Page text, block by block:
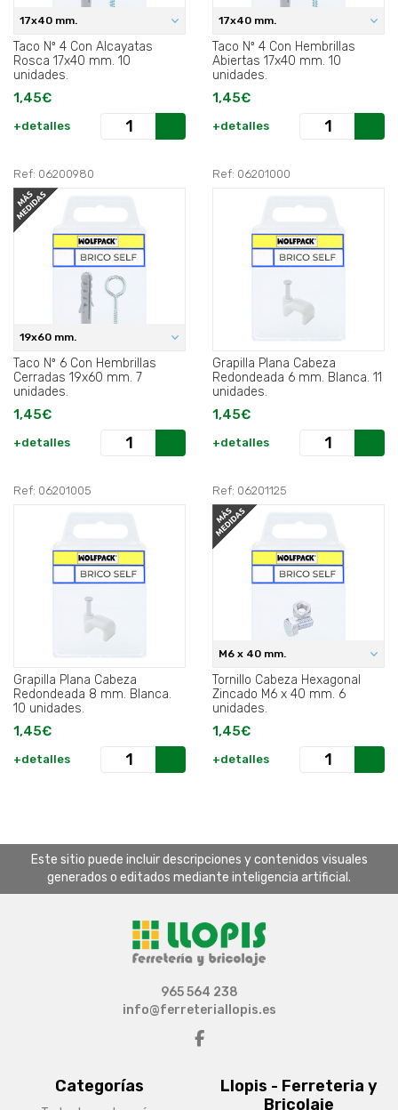
17x40 mm.
Taco Nº 4 Con Alcayatas
Rosca 17x40 mm. 10
unidades.
1,45€
+detalles
17x40 mm.
Taco Nº 4 Con Hembrillas
Abiertas 17x40 mm. 10
unidades.
1,45€
+detalles
Ref: 06200980
19x60 mm.
Taco Nº 6 Con Hembrillas
Cerradas 19x60 mm. 7
unidades.
1,45€
+detalles
Ref: 06201000
Grapilla Plana Cabeza
Redondeada 6 mm. Blanca. 11
unidades.
1,45€
+detalles
Ref: 06201005
Grapilla Plana Cabeza
Redondeada 8 mm. Blanca.
10 unidades.
1,45€
+detalles
Ref: 06201125
M6 x 40 mm.
Tornillo Cabeza Hexagonal
Zincado M6 x 40 mm. 6
unidades.
1,45€
+detalles
Este sitio puede incluir descripciones y contenidos visuales
generados o editados mediante inteligencia artificial.
Categorías
Llopis - Ferreteria y
Bricolaje
965 564 238
info@ferreteriallopis.es